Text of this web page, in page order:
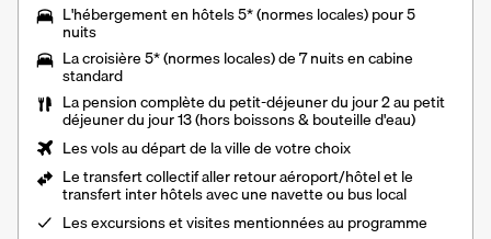
L'hébergement en hôtels 5* (normes locales) pour 5
nuits
Lacroisière 5* (normes locales) de 7 nuitsen cabine
standard
Lapension complètedu petit-déjeuner du jour 2 au petit
déjeuner du jour 13 (hors boissons & bouteille d'eau)
Les vols au départ de la ville de votre choix
Letransfert collectif aller retour aéroport/hôtel et le
transfert inter hôtelsavec une navette ou bus local
Les excursions et visites mentionnées au programme